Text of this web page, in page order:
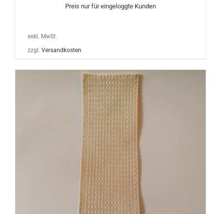
Preis nur für eingeloggte Kunden
exkl. MwSt.
zzgl. Versandkosten